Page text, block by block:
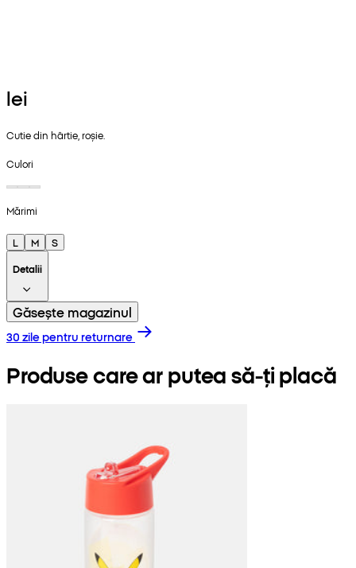
lei
Cutie din hârtie, roșie.
Culori
Mărimi
L M
S
Detalii
Găsește magazinul
30 zile pentru returnare
Produse care ar putea să-ți placă